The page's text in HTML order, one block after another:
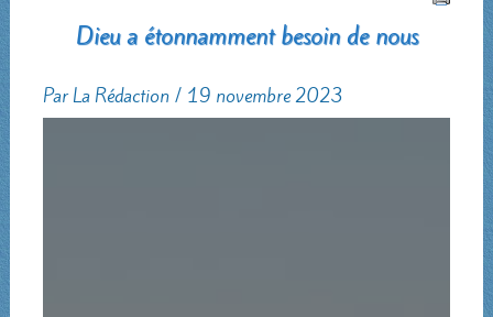
Dieu a étonnamment besoin de nous
ParLa Rédaction / 19 novembre 2023